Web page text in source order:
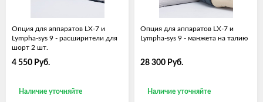
Опция для аппаратов LX-7 и
Lympha-sys 9 - расширители для
шорт 2 шт.
4 550 Руб.
Наличие уточняйте
Опция для аппаратов LX-7 и
Lympha-sys 9 - манжета на талию
28 300 Руб.
Наличие уточняйте